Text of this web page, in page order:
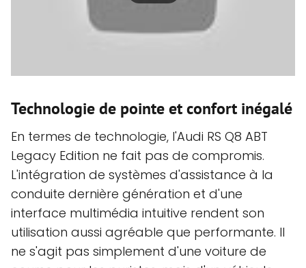
Technologie de pointe et confort inégalé
En termes de technologie, l'Audi RS Q8 ABT
Legacy Edition ne fait pas de compromis.
L'intégration de systèmes d'assistance à la
conduite dernière génération et d'une
interface multimédia intuitive rendent son
utilisation aussi agréable que performante. Il
ne s'agit pas simplement d'une voiture de